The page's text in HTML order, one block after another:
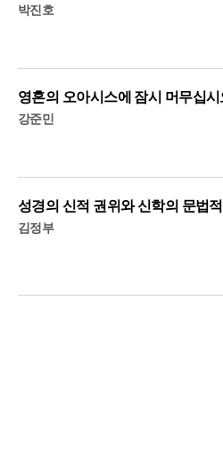
박진호
영혼의 오아시스에 잠시 머무십
강준민
성경의 신적 권위와 신학의 문법
김정부